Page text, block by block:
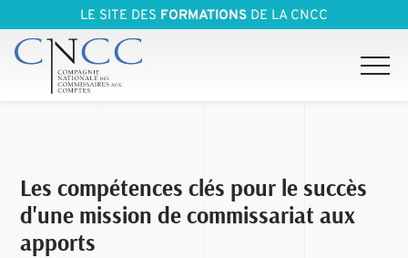
LE SITE DES FORMATIONS DE LA CNCC
Les compétences clés pour le succès
d'une mission de commissariat aux
apports